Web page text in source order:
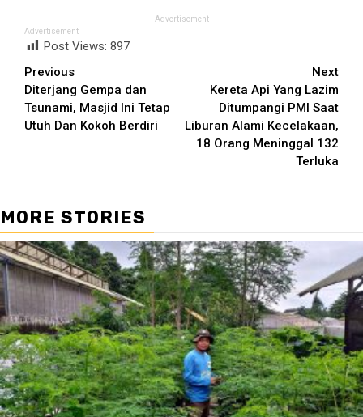
Advertisement
Advertisement
Post Views: 897
Continue
Reading
Previous
Diterjang Gempa dan
Tsunami, Masjid Ini Tetap
Utuh Dan Kokoh Berdiri
Next
Kereta Api Yang Lazim
Ditumpangi PMI Saat
Liburan Alami Kecelakaan,
18 Orang Meninggal 132
Terluka
MORE STORIES